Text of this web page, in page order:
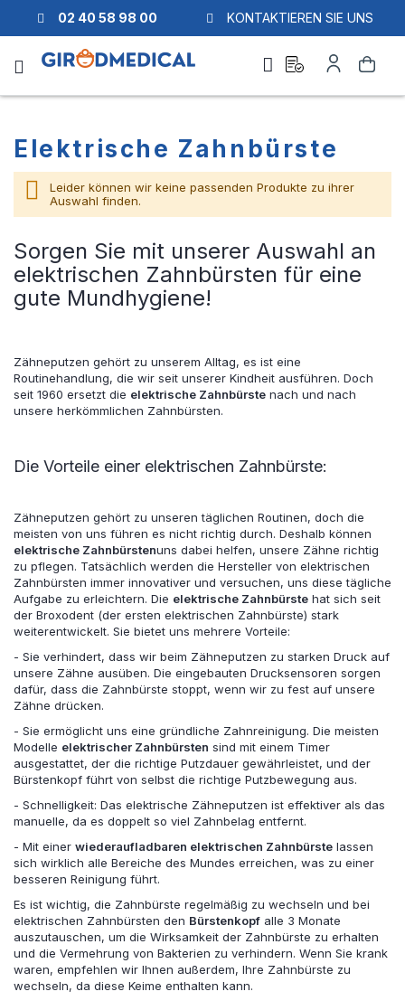
02 40 58 98 00 KONTAKTIEREN SIE UNS
Suche
quote
Konto
Elektrische Zahnbürste
Leider können wir keine passenden Produkte zu ihrer
Auswahl finden.
Sorgen Sie mit unserer Auswahl an
elektrischen Zahnbürsten für eine
gute Mundhygiene!
Zähneputzen gehört zu unserem Alltag, es ist eine
Routinehandlung, die wir seit unserer Kindheit ausführen. Doch
seit 1960 ersetzt die elektrische Zahnbürste nach und nach
unsere herkömmlichen Zahnbürsten.
Die Vorteile einer elektrischen Zahnbürste:
Zähneputzen gehört zu unseren täglichen Routinen, doch die
meisten von uns führen es nicht richtig durch. Deshalb können
elektrische Zahnbürstenuns dabei helfen, unsere Zähne richtig
zu pflegen. Tatsächlich werden die Hersteller von elektrischen
Zahnbürsten immer innovativer und versuchen, uns diese tägliche
Aufgabe zu erleichtern. Die elektrische Zahnbürste hat sich seit
der Broxodent (der ersten elektrischen Zahnbürste) stark
weiterentwickelt. Sie bietet uns mehrere Vorteile:
- Sie verhindert, dass wir beim Zähneputzen zu starken Druck auf
unsere Zähne ausüben. Die eingebauten Drucksensoren sorgen
dafür, dass die Zahnbürste stoppt, wenn wir zu fest auf unsere
Zähne drücken.
- Sie ermöglicht uns eine gründliche Zahnreinigung. Die meisten
Modelle elektrischer Zahnbürsten sind mit einem Timer
ausgestattet, der die richtige Putzdauer gewährleistet, und der
Bürstenkopf führt von selbst die richtige Putzbewegung aus.
- Schnelligkeit: Das elektrische Zähneputzen ist effektiver als das
manuelle, da es doppelt so viel Zahnbelag entfernt.
- Mit einer wiederaufladbaren elektrischen Zahnbürste lassen
sich wirklich alle Bereiche des Mundes erreichen, was zu einer
besseren Reinigung führt.
Es ist wichtig, die Zahnbürste regelmäßig zu wechseln und bei
elektrischen Zahnbürsten den Bürstenkopf alle 3 Monate
auszutauschen, um die Wirksamkeit der Zahnbürste zu erhalten
und die Vermehrung von Bakterien zu verhindern. Wenn Sie krank
waren, empfehlen wir Ihnen außerdem, Ihre Zahnbürste zu
wechseln, da diese Keime enthalten kann.